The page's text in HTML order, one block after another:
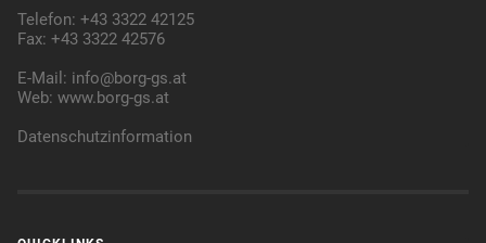
Telefon: +43 3322 42125
Fax: +43 3322 42576
E-Mail: info@borg-gs.at
Web:www.borg-gs.at
Datenschutzinformation